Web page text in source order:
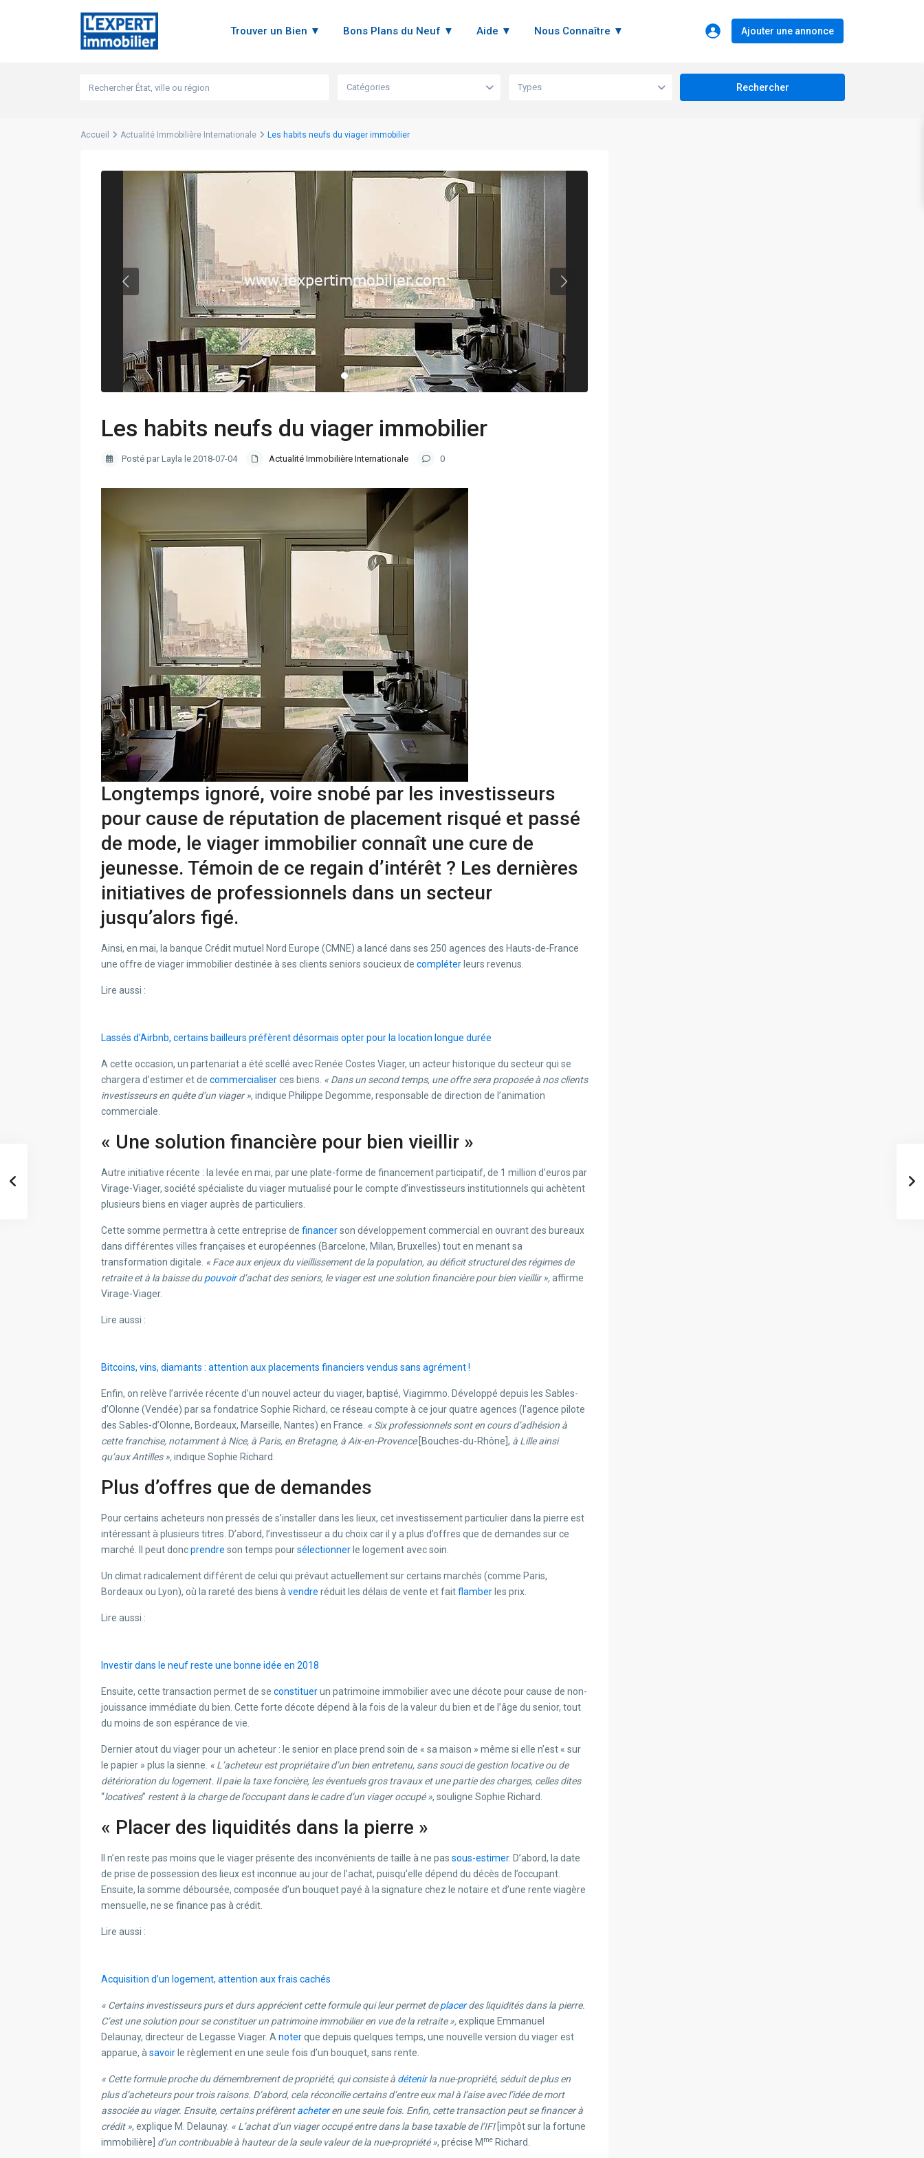
Trouver un Bien ▼ Bons Plans du Neuf ▼ Aide ▼ Nous Connaître ▼ Ajouter une annonce
Catégories Types
Accueil Actualité Immobilière Internationale Les habits neufs du viager immobilier
Les habits neufs du viager immobilier
Posté par Layla le 2018-07-04 Actualité Immobilière Internationale 0
Longtemps ignoré, voire snobé par les investisseurs
pour cause de réputation de placement risqué et passé
de mode, le viager immobilier connaît une cure de
jeunesse. Témoin de ce regain d’intérêt ? Les dernières
initiatives de professionnels dans un secteur
jusqu’alors figé.
Ainsi, en mai, la banque Crédit mutuel Nord Europe (CMNE) a lancé dans ses 250 agences des Hauts-de-France
une offre de viager immobilier destinée à ses clients seniors soucieux de compléter leurs revenus.
Lire aussi :
Lassés d’Airbnb, certains bailleurs préfèrent désormais opter pour la location longue durée
A cette occasion, un partenariat a été scellé avec Renée Costes Viager, un acteur historique du secteur qui se
chargera d’estimer et de commercialiserces biens. « Dans un second temps, une offre sera proposée à nos clients
investisseurs en quête d’un viager », indique Philippe Degomme, responsable de direction de l’animation
commerciale.
« Une solution financière pour bien vieillir »
Autre initiative récente : la levée en mai, par une plate-forme de financement participatif, de 1 million d’euros par
Virage-Viager, société spécialiste du viager mutualisé pour le compte d’investisseurs institutionnels qui achètent
plusieurs biens en viager auprès de particuliers.
Cette somme permettra à cette entreprise de financerson développement commercial en ouvrant des bureaux
dans différentes villes françaises et européennes (Barcelone, Milan, Bruxelles) tout en menant sa
transformation digitale. « Face aux enjeux du vieillissement de la population, au déficit structurel des régimes de
retraite et à la baisse dupouvoird’achat des seniors, le viager est une solution financière pour bien vieillir »,affirme
Virage-Viager.
Lire aussi :
Bitcoins, vins, diamants : attention aux placements financiers vendus sans agrément !
Enfin, on relève l’arrivée récente d’un nouvel acteur du viager, baptisé, Viagimmo. Développé depuis les Sables-
d’Olonne (Vendée) par sa fondatrice Sophie Richard, ce réseau compte à ce jour quatre agences (l’agence pilote
des Sables-d’Olonne, Bordeaux, Marseille, Nantes) en France. « Six professionnels sont en cours d’adhésion à
cette franchise, notamment à Nice, à Paris, en Bretagne, à Aix-en-Provence [Bouches-du-Rhône], à Lille ainsi
qu’aux Antilles »,indique Sophie Richard.
Plus d’offres que de demandes
Pour certains acheteurs non pressés de s’installer dans les lieux, cet investissement particulier dans la pierre est
intéressant à plusieurs titres. D’abord, l’investisseur a du choix car il y a plus d’offres que de demandes sur ce
marché. Il peut doncprendre son temps poursélectionner le logement avec soin.
Un climat radicalement différent de celui qui prévaut actuellement sur certains marchés (comme Paris,
Bordeaux ou Lyon), où la rareté des biens à vendre réduit les délais de vente et faitflamber les prix.
Lire aussi :
Investir dans le neuf reste une bonne idée en 2018
Ensuite, cette transaction permet de se constituerun patrimoine immobilier avec une décote pour cause de non-
jouissance immédiate du bien. Cette forte décote dépend à la fois de la valeur du bien et de l’âge du senior, tout
du moins de son espérance de vie.
Dernier atout du viager pour un acheteur : le senior en place prend soin de « sa maison » même si elle n’est « sur
le papier » plus la sienne. « L’acheteur est propriétaire d’un bien entretenu, sans souci de gestion locative ou de
détérioration du logement. Il paie la taxe foncière, les éventuels gros travaux et une partie des charges, celles dites
“locatives” restent à la charge de l’occupant dans le cadre d’un viager occupé », souligne Sophie Richard.
« Placer des liquidités dans la pierre »
Il n’en reste pas moins que le viager présente des inconvénients de taille à ne pas sous-estimer. D’abord, la date
de prise de possession des lieux est inconnue au jour de l’achat, puisqu’elle dépend du décès de l’occupant.
Ensuite, la somme déboursée, composée d’un bouquet payé à la signature chez le notaire et d’une rente viagère
mensuelle, ne se finance pas à crédit.
Lire aussi :
Acquisition d’un logement, attention aux frais cachés
« Certains investisseurs purs et durs apprécient cette formule qui leur permet deplacerdes liquidités dans la pierre.
C’est une solution pour se constituer un patrimoine immobilier en vue de la retraite »,explique Emmanuel
Delaunay, directeur de Legasse Viager. A noterque depuis quelques temps, une nouvelle version du viager est
apparue, à savoir le règlement en une seule fois d’un bouquet, sans rente.
« Cette formule proche du démembrement de propriété, qui consiste à détenirla nue-propriété, séduit de plus en
plus d’acheteurs pour trois raisons. D’abord, cela réconcilie certains d’entre eux mal à l’aise avec l’idée de mort
associée au viager. Ensuite, certains préfèrentacheteren une seule fois. Enfin, cette transaction peut se financer à
crédit », explique M. Delaunay. « L’achat d’un viager occupé entre dans la base taxable de l’IFI [impôt sur la fortune
immobilière] d’un contribuable à hauteur de la seule valeur de la nue-propriété », précise M me Richard.